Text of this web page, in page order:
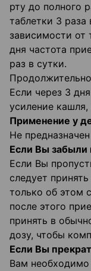
рту до полного
таблетки 3
зависимости от
дня частота
раз в сутки.
Если через 3
усиление кашля,
Применение у
Не
Если Вы забыли
Если Вы
следует
только об этом
после этого
принять в
дозу, чтобы
Если Вы
Вам